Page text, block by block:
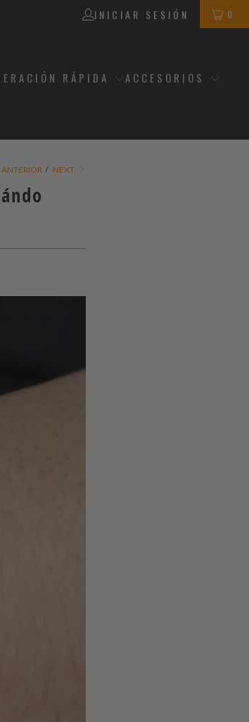
INICIAR SESIÓN 0
RÁPIDA ACCESORIOS
ANTERIOR / NEXT